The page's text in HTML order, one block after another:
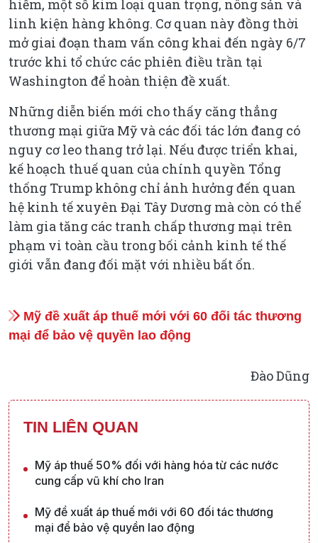
hiếm, một số kim loại quan trọng, nông sản và
linh kiện hàng không. Cơ quan này đồng thời
mở giai đoạn tham vấn công khai đến ngày 6/7
trước khi tổ chức các phiên điều trần tại
Washington để hoàn thiện đề xuất.
Những diễn biến mới cho thấy căng thẳng
thương mại giữa Mỹ và các đối tác lớn đang có
nguy cơ leo thang trở lại. Nếu được triển khai,
kế hoạch thuế quan của chính quyền Tổng
thống Trump không chỉ ảnh hưởng đến quan
hệ kinh tế xuyên Đại Tây Dương mà còn có thể
làm gia tăng các tranh chấp thương mại trên
phạm vi toàn cầu trong bối cảnh kinh tế thế
giới vẫn đang đối mặt với nhiều bất ổn.
Mỹ đề xuất áp thuế mới với 60 đối tác thương
mại để bảo vệ quyền lao động
Đào Dũng
TIN LIÊN QUAN
Mỹ áp thuế 50% đối với hàng hóa từ các nước
cung cấp vũ khí cho Iran
Mỹ đề xuất áp thuế mới với 60 đối tác thương
mại để bảo vệ quyền lao động